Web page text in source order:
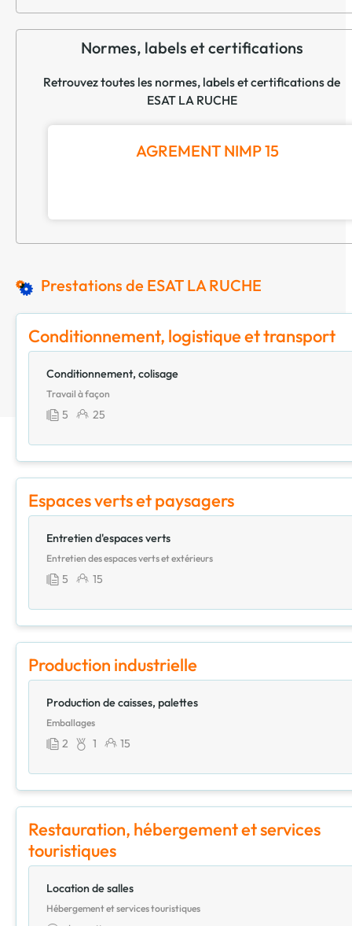
Normes, labels et certifications
Retrouvez toutes les normes, labels et certifications de
ESAT LA RUCHE
AGREMENT NIMP 15
Prestations de ESAT LA RUCHE
Conditionnement, logistique et transport
Conditionnement, colisage
Travail à façon
5 25
Espaces verts et paysagers
Entretien d'espaces verts
Entretien des espaces verts et extérieurs
5 15
Production industrielle
Production de caisses, palettes
Emballages
2 1 15
Restauration, hébergement et services
touristiques
Location de salles
Hébergement et services touristiques